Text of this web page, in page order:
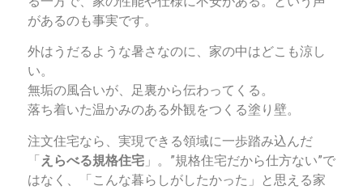
があるのも事実です。
外はうだるような暑さなのに、家の中はどこも涼し
い。
無垢の風合いが、足裏から伝わってくる。
落ち着いた温かみのある外観をつくる塗り壁。
注文住宅なら、実現できる領域に一歩踏み込んだ
「 えらべる規格住宅」。”規格住宅だから仕方ない”で
はなく、「こんな暮らしがしたかった」と思える家